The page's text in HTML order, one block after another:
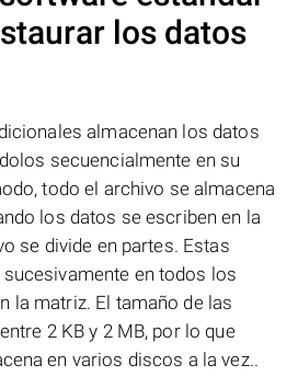
los datos
almacenan los datos
secuencialmente en su
todo el archivo se almacena
los datos se escriben en la
se divide en partes. Estas
en todos los
la matriz. El tamaño de las
2 KB y 2 MB, por lo que
en varios discos a la vez..